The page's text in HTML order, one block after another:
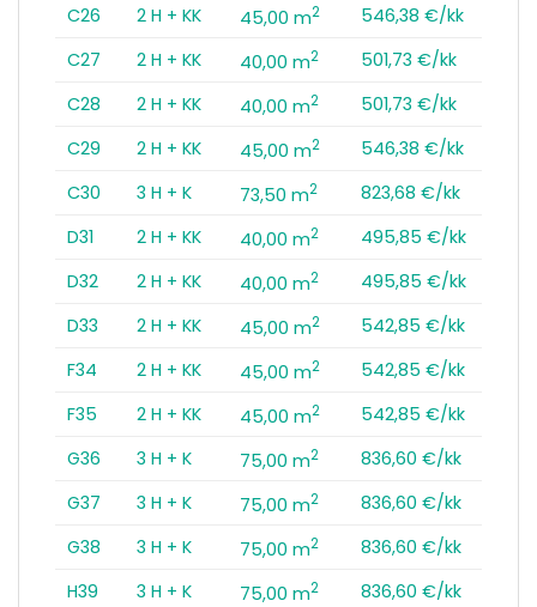
C26
2 H + KK 45,00 m2
546,38 €/kk
C27
2 H + KK 40,00 m2
501,73 €/kk
C28
2 H + KK 40,00 m2
501,73 €/kk
C29
2 H + KK 45,00 m2
546,38 €/kk
C30
3 H + K 73,50 m2
823,68 €/kk
D31
2 H + KK 40,00 m2
495,85 €/kk
D32
2 H + KK 40,00 m2
495,85 €/kk
D33
2 H + KK 45,00 m2
542,85 €/kk
F34
2 H + KK 45,00 m2
542,85 €/kk
F35
2 H + KK 45,00 m2
542,85 €/kk
G36
3 H + K 75,00 m2
836,60 €/kk
G37
3 H + K 75,00 m2
836,60 €/kk
G38
3 H + K 75,00 m2
836,60 €/kk
H39
3 H + K 75,00 m2
836,60 €/kk